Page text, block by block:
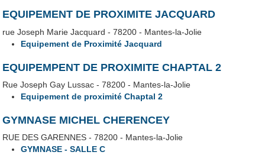
EQUIPEMENT DE PROXIMITE JACQUARD
rue Joseph Marie Jacquard - 78200 - Mantes-la-Jolie
Equipement de Proximité Jacquard
EQUIPEMPENT DE PROXIMITE CHAPTAL 2
Rue Joseph Gay Lussac - 78200 - Mantes-la-Jolie
Equipement de proximité Chaptal 2
GYMNASE MICHEL CHERENCEY
RUE DES GARENNES - 78200 - Mantes-la-Jolie
GYMNASE - SALLE C